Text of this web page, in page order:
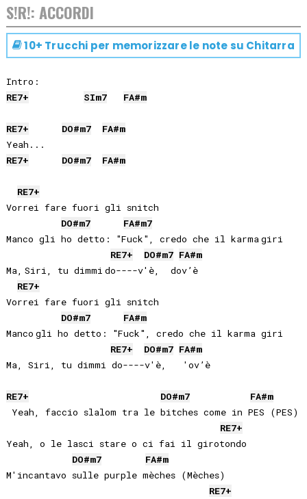
S!R!: ACCORDI
10+ Trucchi per memorizzare le note su Chitarra
RE7+ SIm7 FA#m
RE7+ DO#m7 FA#m
RE7+ DO#m7 FA#m
RE7+
Vorrei fare fuori gli snitch
DO#m7 FA#m7
Manco gli ho detto: "Fuck", credo che il karma giri
RE7+ DO#m7 FA#m
Ma, Siri, tu dimmi do----v'è,  dov’è
RE7+
Vorrei fare fuori gli snitch
DO#m7 FA#m
Manco gli ho detto: "Fuck", credo che il karma giri
RE7+ DO#m7 FA#m
Ma, Siri, tu dimmi do----v'è,   'ov’è
RE7+ DO#m7 FA#m
Yeah, faccio slalom tra le bitches come in PES (PES)
RE7+
Yeah, o le lasci stare o ci fai il girotondo
DO#m7 FA#m
M'incantavo sulle purple mèches (Mèches)
RE7+